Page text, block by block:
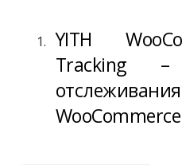
YITH
Tracking
WooCommerce